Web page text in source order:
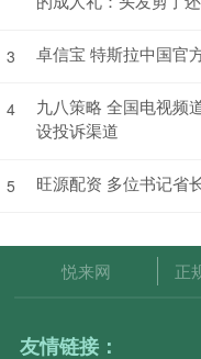
3 卓信宝 特斯拉中国官
4
九八策略 全国电视频
设投诉渠道
5 旺源配资 多位书记省
悦来网 正
友情链接：